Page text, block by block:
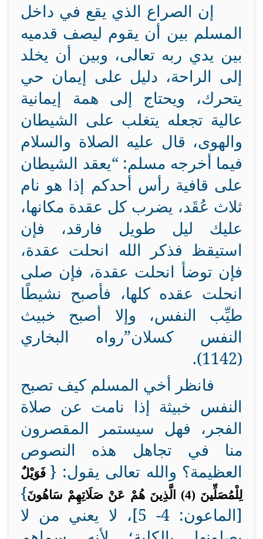
إن الصراع الذي يقع في داخل
المسلم بين أن يقوم ليصف قدميه
بين يدي ربه تعالى، وبين أن يخلد
إلى الراحة، دليل على إيمان حي
يتحرك، ويحتاج إلى همة إيمانية
عالية تجعله يتغلب على الشيطان
والهوى، قال عليه الصلاة والسلام
فيما أخرجه مسلم: “يعقد الشيطان
على قافية رأس أحدكم إذا هو نام
ثلاث عُقَد، يضرب كل عقدة مكانها،
عليك ليل طويل فارقد، فإن
استيقظ فذكر الله انحلت عقدة،
فإن توضأ انحلت عقدة، فإن صلى
انحلت عقده كلها، فأصبح نشيطًا
طيِّب
النفس، وإلا أصبح
خبيث
النفس
كسلان”رواه البخاري
(1142).
فانظر أخي المسلم كيف تصبح
النفس خبيثة إذا نامت عن صلاة
الفجر، فهل سيستمر المقصرون
منا في تجاهل هذه النصوص
العظيمة؟ والله تعالى يقول: { فَوَيْلٌ
لِلْمُصَلِّينَ (4) الَّذِينَ هُمْ عَنْ صَلَاتِهِمْ سَاهُونَ
}
[الماعون: 4- 5]، لا يعني من لا